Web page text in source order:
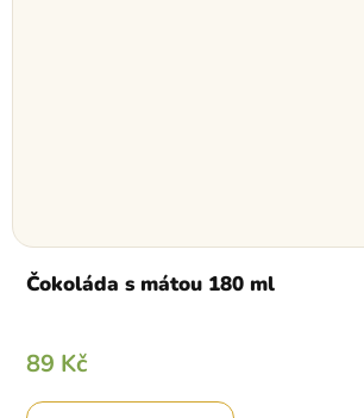
Čokoláda s mátou 180 ml
89 Kč